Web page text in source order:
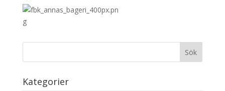
Kategorier